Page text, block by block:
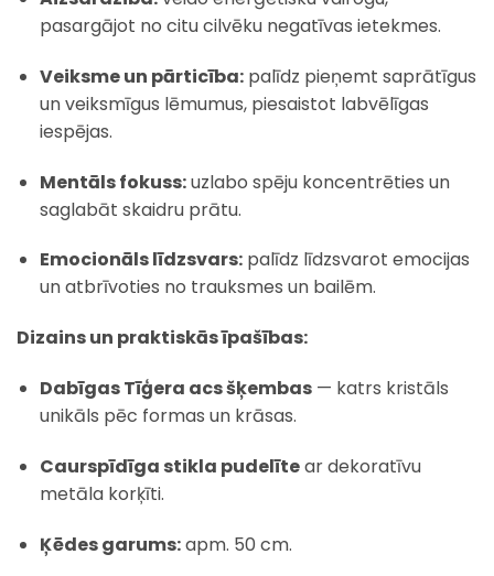
pasargājot no citu cilvēku negatīvas ietekmes.
Veiksme un pārticība:palīdz pieņemt saprātīgus
un veiksmīgus lēmumus, piesaistot labvēlīgas
iespējas.
Mentāls fokuss:uzlabo spēju koncentrēties un
saglabāt skaidru prātu.
Emocionāls līdzsvars:palīdz līdzsvarot emocijas
un atbrīvoties no trauksmes un bailēm.
Dizains un praktiskās īpašības:
Dabīgas Tīģera acs šķembas— katrs kristāls
unikāls pēc formas un krāsas.
Caurspīdīga stikla pudelītear dekoratīvu
metāla korķīti.
Ķēdes garums:apm. 50 cm.